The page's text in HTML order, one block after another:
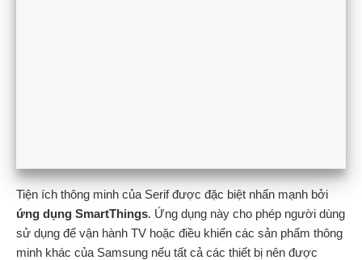
Tiện ích thông minh của Serif được đặc biệt nhấn mạnh bởi
ứng dụng SmartThings. Ứng dụng này cho phép người dùng
sử dụng để vận hành TV hoặc điều khiển các sản phẩm thông
minh khác của Samsung nếu tất cả các thiết bị nên được